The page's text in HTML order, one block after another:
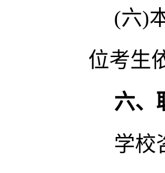
(六)
位考生
六、
学校